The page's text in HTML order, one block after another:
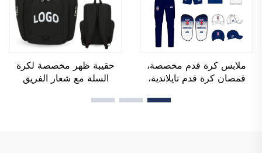
ملابس كرة قدم مخصصة،
قمصان كرة قدم تايلاندية،
القدم، بدلة رياضية لكرة
حقيبة ظهر مخصصة لكرة
السلة مع شعار الفريق
الاستخدام، مدرسية، حرارية،